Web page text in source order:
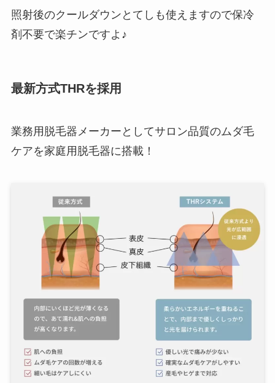
照射後のクールダウンとてしも使えますので保冷
剤不要で楽チンですよ♪
最新方式THRを採用
業務用脱毛器メーカーとしてサロン品質のムダ毛
ケアを家庭用脱毛器に搭載！